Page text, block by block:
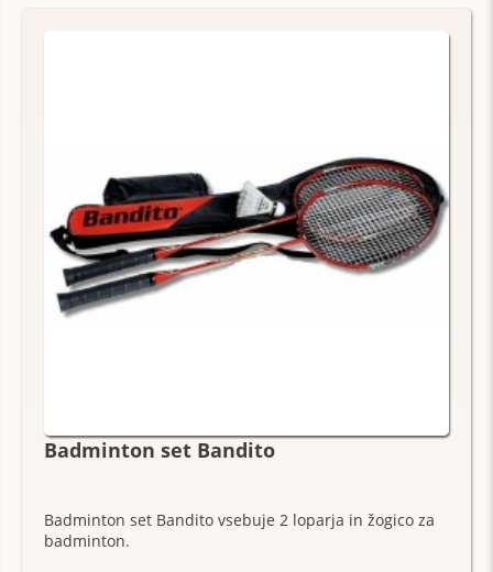
Badminton set Bandito
Badminton set Bandito vsebuje 2 loparja in žogico za
badminton.